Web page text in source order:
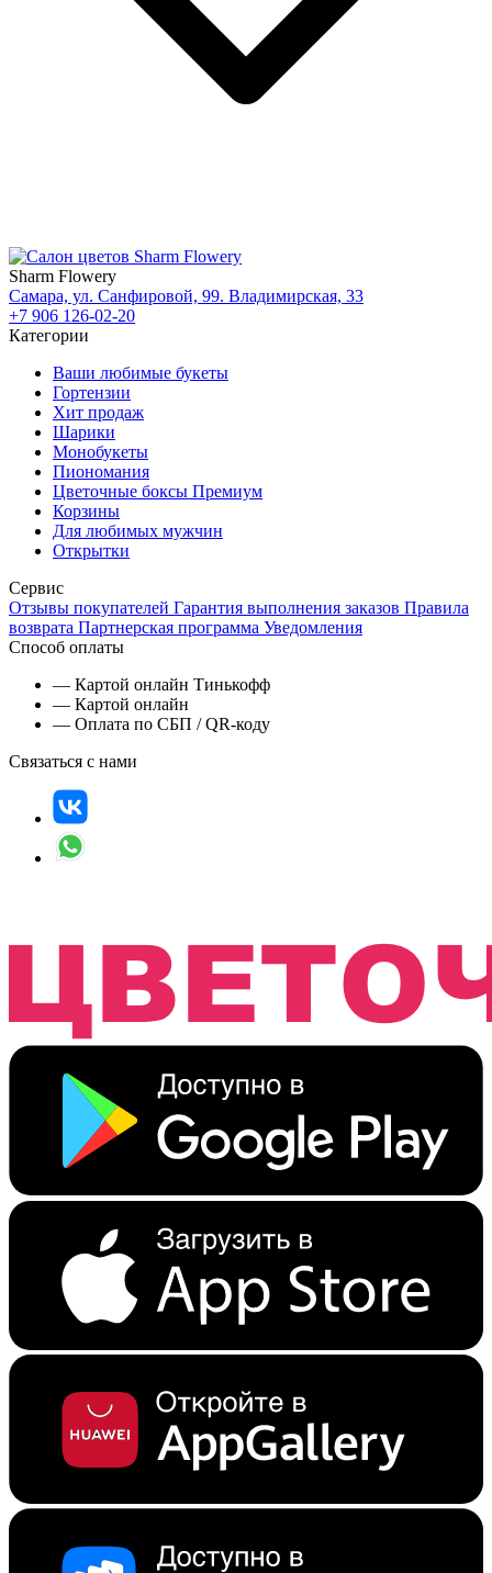
Sharm Flowery
Самара, ул. Санфировой, 99. Владимирская, 33
+7 906 126-02-20
Категории
Ваши любимые букеты
Гортензии
Хит продаж
Шарики
Монобукеты
Пиономания
Цветочные боксы Премиум
Корзины
Для любимых мужчин
Открытки
Сервис
Отзывы покупателей Гарантия выполнения заказов Правила
возврата Партнерская программа Уведомления
Способ оплаты
— Картой онлайн Тинькофф
— Картой онлайн
— Оплата по СБП / QR-коду
Связаться с нами